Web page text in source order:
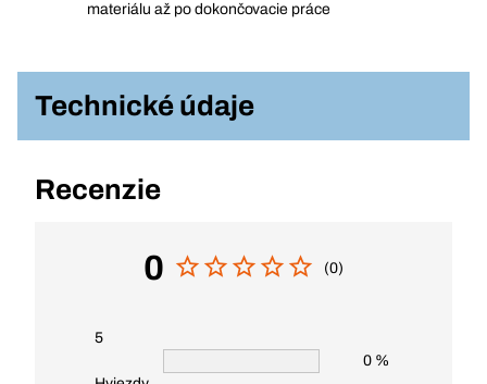
materiálu až po dokončovacie práce
Technické údaje
Recenzie
0 (0)
5
0 %